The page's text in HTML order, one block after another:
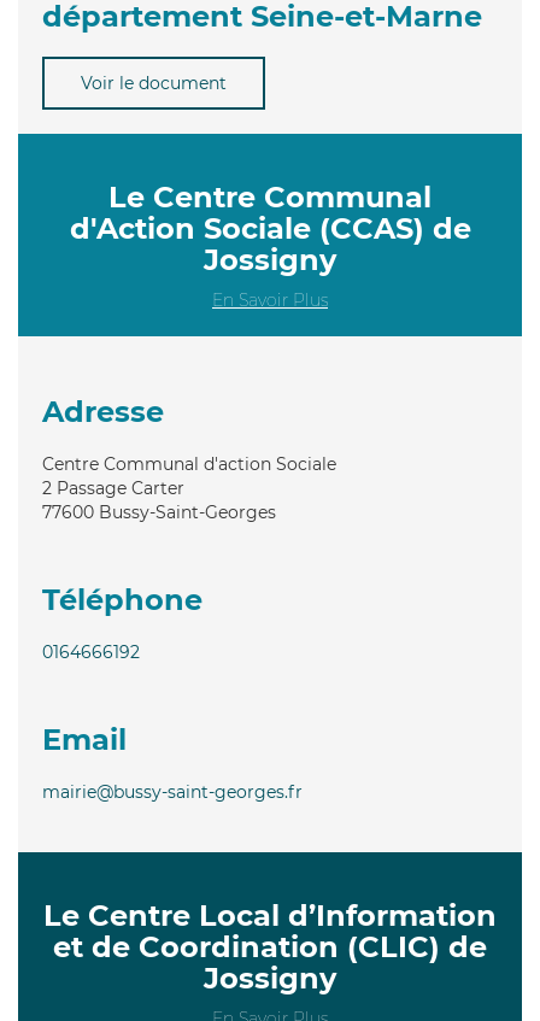
département Seine-et-Marne
Voir le document
Le Centre Communal
d'Action Sociale (CCAS) de
Jossigny
En Savoir Plus
Adresse
Centre Communal d'action Sociale
2 Passage Carter
77600 Bussy-Saint-Georges
Téléphone
0164666192
Email
mairie@bussy-saint-georges.fr
Le Centre Local d’Information
et de Coordination (CLIC) de
Jossigny